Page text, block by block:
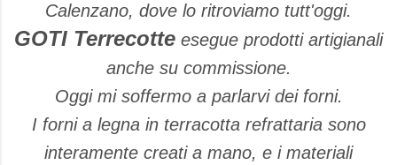
Calenzano, dove lo ritroviamo tutt'oggi.
GOTI Terrecotte esegue prodotti artigianali
anche su commissione.
Oggi mi soffermo a parlarvi dei forni.
I forni a legna in terracotta refrattaria sono
interamente creati a mano, e i materiali